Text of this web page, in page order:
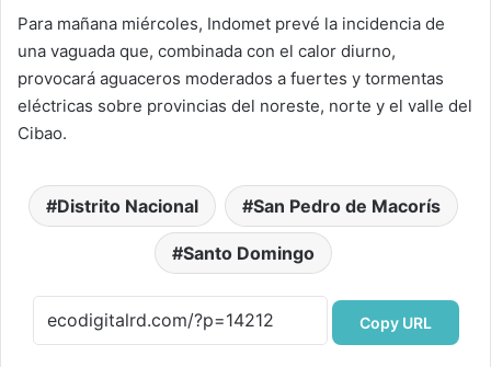
Para mañana miércoles, Indomet prevé la incidencia de
una vaguada que, combinada con el calor diurno,
provocará aguaceros moderados a fuertes y tormentas
eléctricas sobre provincias del noreste, norte y el valle del
Cibao.
Distrito Nacional San Pedro de Macorís
Santo Domingo
Copy URL